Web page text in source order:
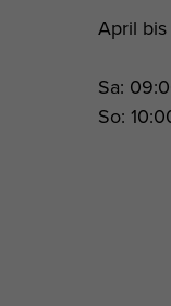
April
Sa:
So: